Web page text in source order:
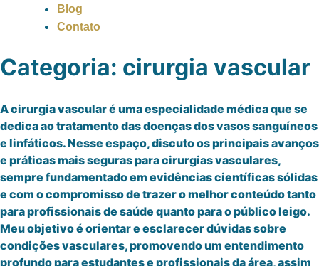
Blog
Contato
Categoria: cirurgia vascular
A cirurgia vascular é uma especialidade médica que se
dedica ao tratamento das doenças dos vasos sanguíneos
e linfáticos. Nesse espaço, discuto os principais avanços
e práticas mais seguras para cirurgias vasculares,
sempre fundamentado em evidências científicas sólidas
e com o compromisso de trazer o melhor conteúdo tanto
para profissionais de saúde quanto para o público leigo.
Meu objetivo é orientar e esclarecer dúvidas sobre
condições vasculares, promovendo um entendimento
profundo para estudantes e profissionais da área, assim